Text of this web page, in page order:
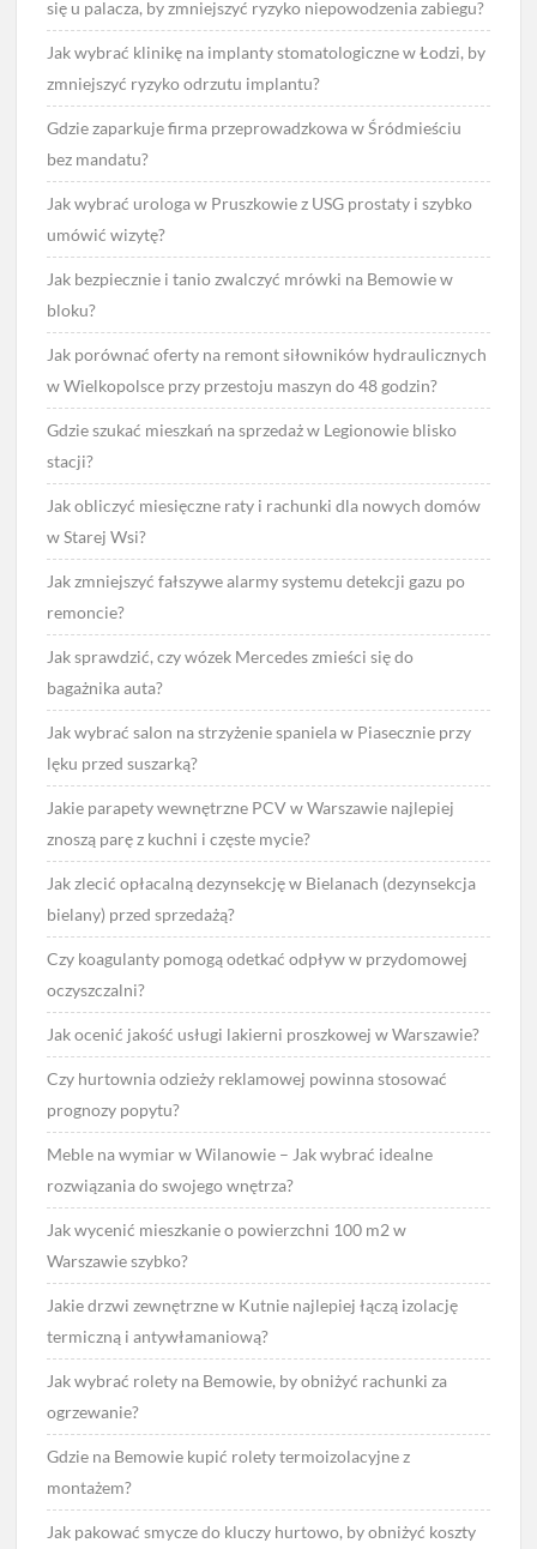
się u palacza, by zmniejszyć ryzyko niepowodzenia zabiegu?
Jak wybrać klinikę na implanty stomatologiczne w Łodzi, by
zmniejszyć ryzyko odrzutu implantu?
Gdzie zaparkuje firma przeprowadzkowa w Śródmieściu
bez mandatu?
Jak wybrać urologa w Pruszkowie z USG prostaty i szybko
umówić wizytę?
Jak bezpiecznie i tanio zwalczyć mrówki na Bemowie w
bloku?
Jak porównać oferty na remont siłowników hydraulicznych
w Wielkopolsce przy przestoju maszyn do 48 godzin?
Gdzie szukać mieszkań na sprzedaż w Legionowie blisko
stacji?
Jak obliczyć miesięczne raty i rachunki dla nowych domów
w Starej Wsi?
Jak zmniejszyć fałszywe alarmy systemu detekcji gazu po
remoncie?
Jak sprawdzić, czy wózek Mercedes zmieści się do
bagażnika auta?
Jak wybrać salon na strzyżenie spaniela w Piasecznie przy
lęku przed suszarką?
Jakie parapety wewnętrzne PCV w Warszawie najlepiej
znoszą parę z kuchni i częste mycie?
Jak zlecić opłacalną dezynsekcję w Bielanach (dezynsekcja
bielany) przed sprzedażą?
Czy koagulanty pomogą odetkać odpływ w przydomowej
oczyszczalni?
Jak ocenić jakość usługi lakierni proszkowej w Warszawie?
Czy hurtownia odzieży reklamowej powinna stosować
prognozy popytu?
Meble na wymiar w Wilanowie – Jak wybrać idealne
rozwiązania do swojego wnętrza?
Jak wycenić mieszkanie o powierzchni 100 m2 w
Warszawie szybko?
Jakie drzwi zewnętrzne w Kutnie najlepiej łączą izolację
termiczną i antywłamaniową?
Jak wybrać rolety na Bemowie, by obniżyć rachunki za
ogrzewanie?
Gdzie na Bemowie kupić rolety termoizolacyjne z
montażem?
Jak pakować smycze do kluczy hurtowo, by obniżyć koszty